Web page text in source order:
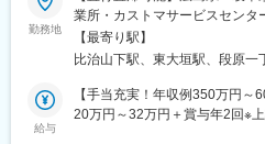
立競技場の建設足場にも選定さ
・足場は施工が完了したら取り
在ですが、ほとんどの建設に
商品です。
・一般的な足場は組むのに特
製造する楔形緊結足場は組む
ウンにつながっています。
勤務地
業所・カストマサービスセンタ
い県の支店勤務となる場合あ
フィールド業務のため、直行直
課岐阜県大垣市加賀野4-1-7 ソ
【最寄り駅】
比治山下駅、東大垣駅、段原一
給与
【手当充実！年収例350万円
20万円～32万円＋賞与年2回※